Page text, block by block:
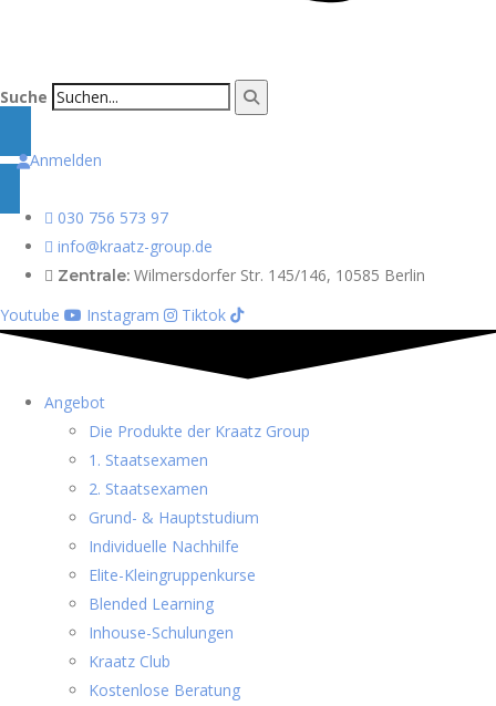
Suche
Anmelden
030 756 573 97
info@kraatz-group.de
Zentrale: Wilmersdorfer Str. 145/146, 10585 Berlin
Youtube
Instagram Tiktok
Angebot
Die Produkte der Kraatz Group
1. Staatsexamen
2. Staatsexamen
Grund- & Hauptstudium
Individuelle Nachhilfe
Elite-Kleingruppenkurse
Blended Learning
Inhouse-Schulungen
Kraatz Club
Kostenlose Beratung